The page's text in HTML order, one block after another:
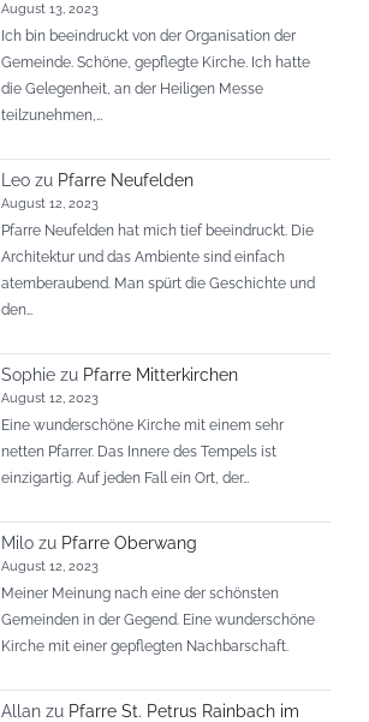
August 13, 2023
Ich bin beeindruckt von der Organisation der
Gemeinde. Schöne, gepflegte Kirche. Ich hatte
die Gelegenheit, an der Heiligen Messe
teilzunehmen,…
Leo zu Pfarre Neufelden
August 12, 2023
Pfarre Neufelden hat mich tief beeindruckt. Die
Architektur und das Ambiente sind einfach
atemberaubend. Man spürt die Geschichte und
den…
Sophie zu Pfarre Mitterkirchen
August 12, 2023
Eine wunderschöne Kirche mit einem sehr
netten Pfarrer. Das Innere des Tempels ist
einzigartig. Auf jeden Fall ein Ort, der…
Milo zu Pfarre Oberwang
August 12, 2023
Meiner Meinung nach eine der schönsten
Gemeinden in der Gegend. Eine wunderschöne
Kirche mit einer gepflegten Nachbarschaft.
Allan zu Pfarre St. Petrus Rainbach im